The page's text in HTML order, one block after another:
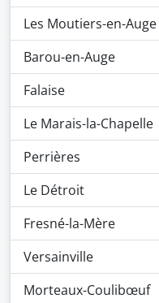
Les Moutiers-en-Auge
Barou-en-Auge
Falaise
Le Marais-la-Chapelle
Perrières
Le Détroit
Fresné-la-Mère
Versainville
Morteaux-Coulibœuf